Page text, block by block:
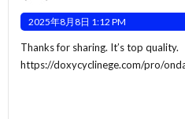
2025年8月8日 1:12 PM
Thanks for sharing. It’s top quality.
https://doxycyclinege.com/pro/